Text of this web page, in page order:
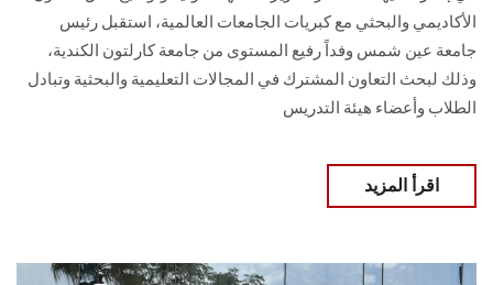
الأكاديمي والبحثي مع كبريات الجامعات العالمية، استقبل رئيس
جامعة عين شمس وفداً رفيع المستوى من جامعة كارلتون الكندية،
وذلك لبحث التعاون المشترك في المجالات التعليمية والبحثية وتبادل
الطلاب وأعضاء هيئة التدريس
اقرأ المزيد